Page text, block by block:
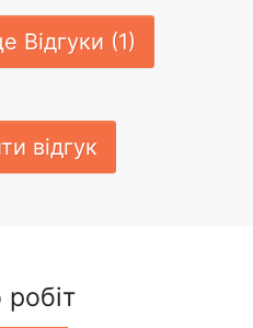
Відгуки (1)
відгук